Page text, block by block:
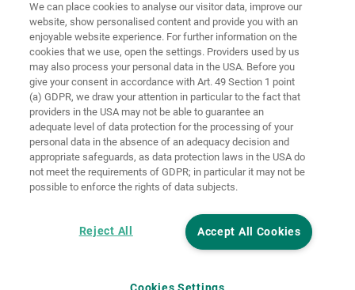
Ana sayfa İletişim Künye Gizlilik
Genel İş
Koşulları
Çerez
yönetmelikleri Giriş
Accessibility
Statement
Çerez ayarları
We can place cookies to analyse our visitor data, improve our
website, show personalised content and provide you with an
enjoyable website experience. For further information on the
cookies that we use, open the settings. Providers used by us
may also process your personal data in the USA. Before you
give your consent in accordance with Art. 49 Section 1 point
(a) GDPR, we draw your attention in particular to the fact that
providers in the USA may not be able to guarantee an
adequate level of data protection for the processing of your
personal data in the absence of an adequacy decision and
appropriate safeguards, as data protection laws in the USA do
not meet the requirements of GDPR; in particular it may not be
possible to enforce the rights of data subjects.
Accept All Cookies
Reject All